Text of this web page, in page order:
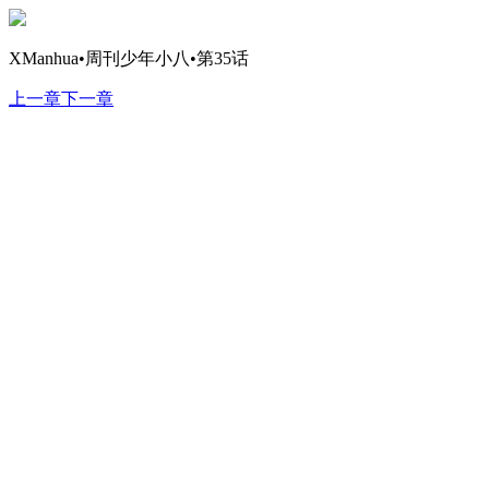
XManhua•周刊少年小八•第35话
上一章下一章